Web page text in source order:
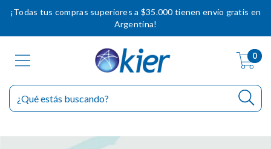
¡Todas tus compras superiores a $35.000 tienen envío gratis en
Argentina!
0